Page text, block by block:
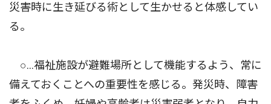
災害時に生き延びる術として生かせると体感してい
る。
○…福祉施設が避難場所として機能するよう、常に
備えておくことへの重要性を感じる。発災時、障害